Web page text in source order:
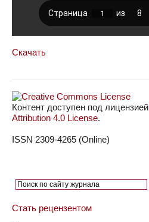
Скачать
Контент доступен под лицензией
Attribution 4.0 License.
ISSN 2309-4265 (Online)
Стать рецензентом